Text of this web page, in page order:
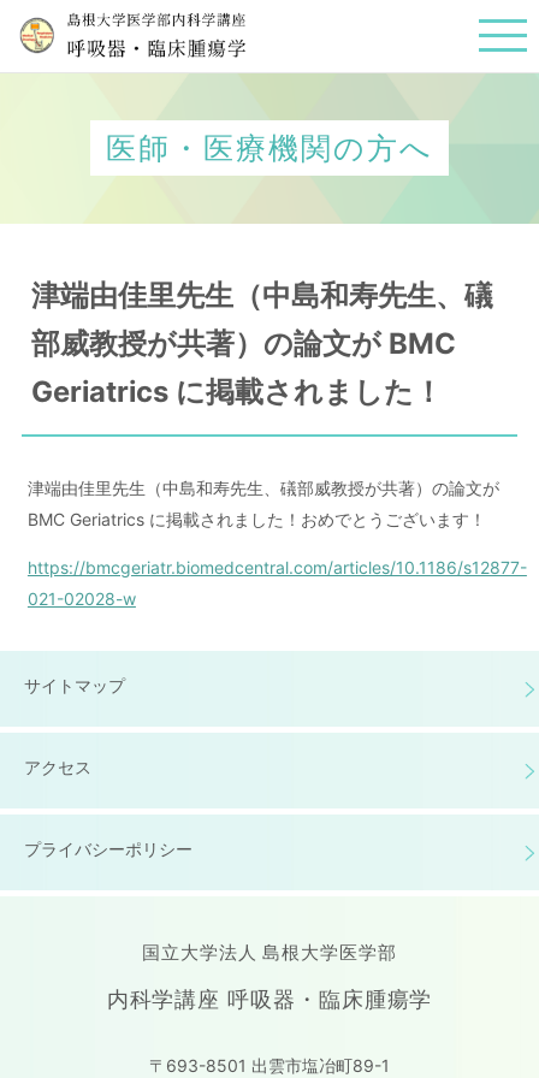
医師・医療機関の方へ
津端由佳里先生（中島和寿先生、礒
部威教授が共著）の論文が BMC
Geriatrics に掲載されました！
津端由佳里先生（中島和寿先生、礒部威教授が共著）の論文が
BMC Geriatrics に掲載されました！おめでとうございます！
https://bmcgeriatr.biomedcentral.com/articles/10.1186/s12877-
021-02028-w
サイトマップ
アクセス
プライバシーポリシー
国立大学法人 島根大学医学部
内科学講座 呼吸器・臨床腫瘍学
〒693-8501 出雲市塩冶町89-1